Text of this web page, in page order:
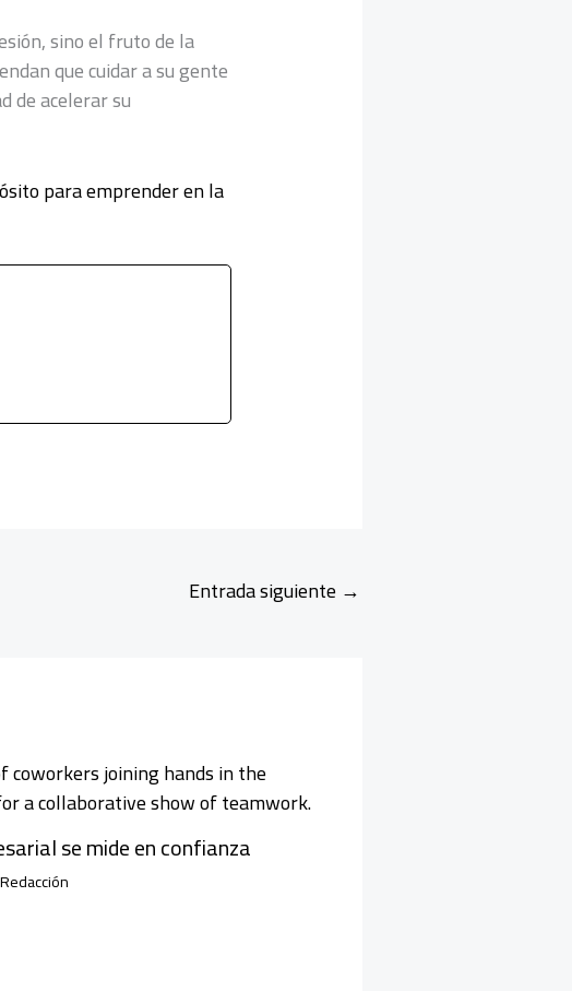
sino el fruto de la
que cuidar a su gente
de acelerar su
para emprender en la
Entrada siguiente →
se mide en confianza
Redacción